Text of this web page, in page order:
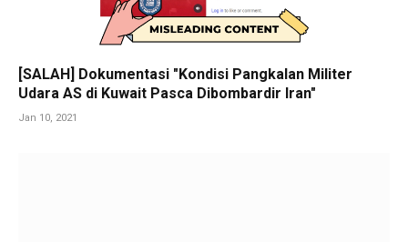
[SALAH] Dokumentasi "Kondisi Pangkalan Militer
Udara AS di Kuwait Pasca Dibombardir Iran"
Jan 10, 2021